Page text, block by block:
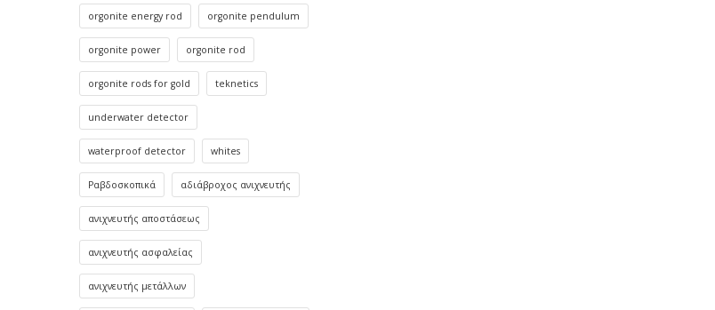
orgonite energy rod orgonite pendulum
orgonite power orgonite rod
orgonite rods for gold teknetics
underwater detector
waterproof detector whites
Ραβδοσκοπικά αδιάβροχος ανιχνευτής
ανιχνευτής αποστάσεως
ανιχνευτής ασφαλείας
ανιχνευτής μετάλλων